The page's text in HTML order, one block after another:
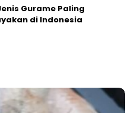
Gurame Paling
di Indonesia